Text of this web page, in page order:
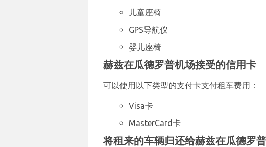
儿童座椅
GPS导航仪
婴儿座椅
赫兹在瓜德罗普机场接受的信用卡
可以使用以下类型的支付卡支付租车费用：
Visa卡
MasterCard卡
将租来的车辆归还给赫兹在瓜德罗